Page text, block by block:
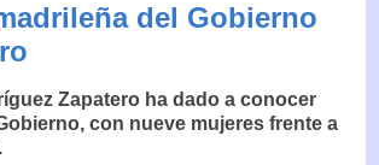
del Gobierno
Zapatero ha dado a conocer
con nueve mujeres frente a